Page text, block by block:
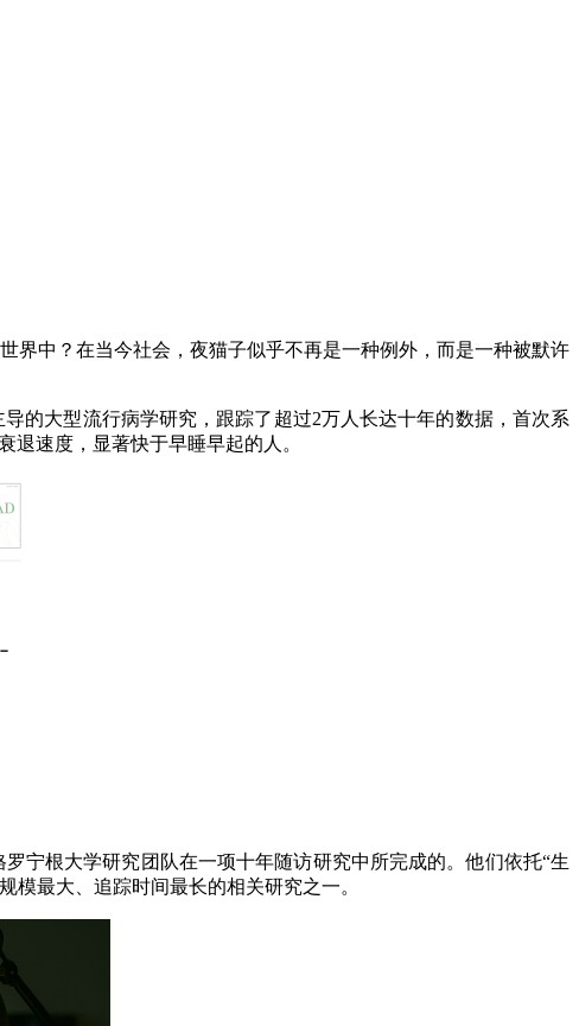
中？在当今社会，夜猫子似乎不再是一种例外，而是一种被默许
大型流行病学研究，跟踪了超过2万人长达十年的数据，首次系
速度，显著快于早睡早起的人。
根大学研究团队在一项十年随访研究中所完成的。他们依托“生
模最大、追踪时间最长的相关研究之一。